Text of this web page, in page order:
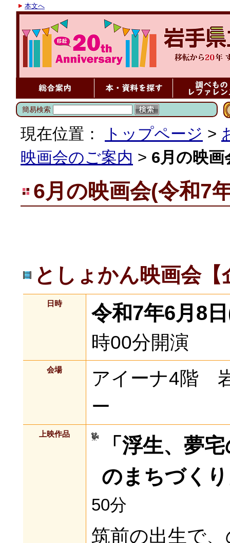
本文へ
簡易検索
現在位置： トップページ >
映画会のご案内 > 6月の映画
6月の映画会(令和7
としょかん映画会
日時 令和7年6月8
時00分開演
会場
アイーナ4階
ー
上映作品
「浮生、夢
のまちづく
50分
筑前の出生で